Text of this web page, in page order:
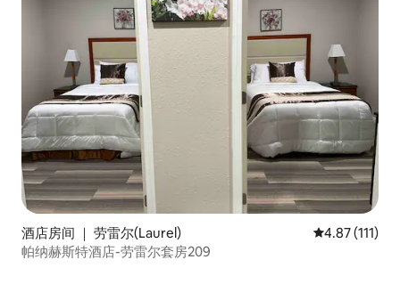
酒店房间 ｜ 劳雷尔(Laurel) 平均评分 4.87
4.87 (111)
帕纳赫斯特酒店-劳雷尔套房209